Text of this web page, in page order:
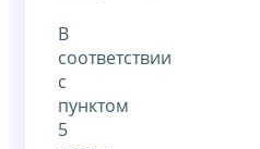
В
соответствии
с
пунктом
5